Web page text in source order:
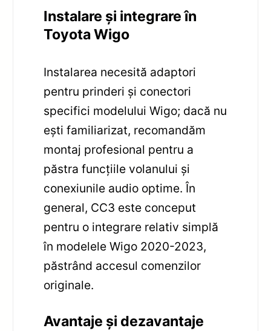
Instalare și integrare în
Toyota Wigo
Instalarea necesită adaptori
pentru prinderi și conectori
specifici modelului Wigo; dacă nu
ești familiarizat, recomandăm
montaj profesional pentru a
păstra funcțiile volanului și
conexiunile audio optime. În
general, CC3 este conceput
pentru o integrare relativ simplă
în modelele Wigo 2020-2023,
păstrând accesul comenzilor
originale.
Avantaje și dezavantaje